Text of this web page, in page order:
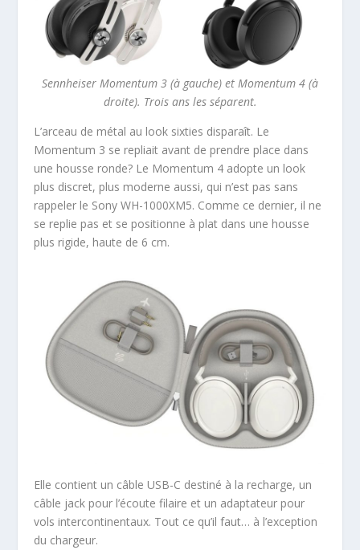
Sennheiser Momentum 3 (à gauche) et Momentum 4 (à
droite). Trois ans les séparent.
L’arceau de métal au look sixties disparaît. Le
Momentum 3 se repliait avant de prendre place dans
une housse ronde? Le Momentum 4 adopte un look
plus discret, plus moderne aussi, qui n’est pas sans
rappeler le Sony WH-1000XM5. Comme ce dernier, il ne
se replie pas et se positionne à plat dans une housse
plus rigide, haute de 6 cm.
Elle contient un câble USB-C destiné à la recharge, un
câble jack pour l’écoute filaire et un adaptateur pour
vols intercontinentaux. Tout ce qu’il faut… à l’exception
du chargeur.